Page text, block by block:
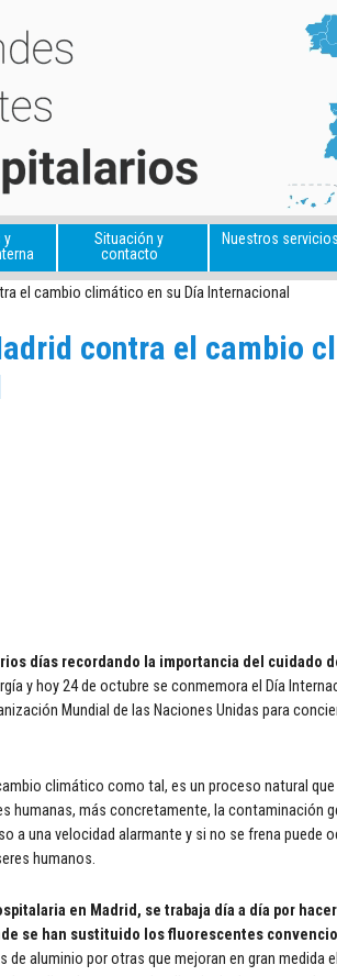
y
Situación y
contacto
Nuestros servicios
el cambio climático en su Día Internacional
contra el cambio
días recordando la importancia del cuidado
y hoy 24 de octubre se conmemora el Día
Mundial de las Naciones Unidas para
climático como tal, es un proceso natural que
humanas, más concretamente, la contaminación
a una velocidad alarmante y si no se frena puede
humanos.
en Madrid, se trabaja día a día por
se han sustituido los fluorescentes
de aluminio por otras que mejoran en gran medida